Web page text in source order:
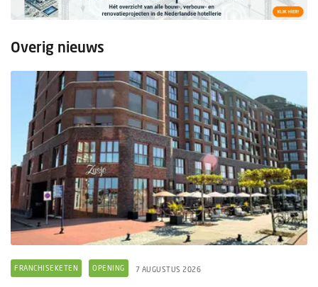
Overig nieuws
FRANCHISEKETEN OPENING 7 AUGUSTUS 2026